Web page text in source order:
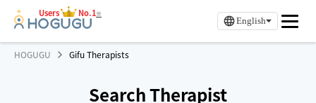
Users No.1※
English
HOGUGU Gifu Therapists
Search Therapist